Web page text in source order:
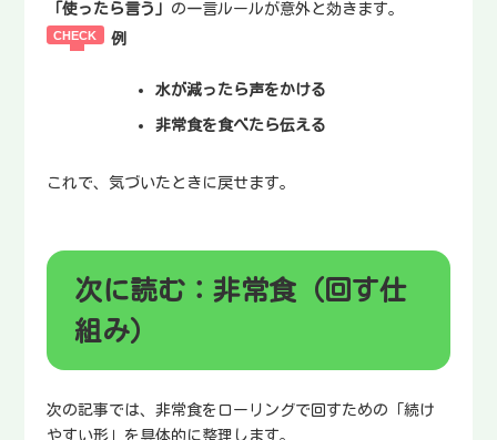
「使ったら言う」 の一言ルールが意外と効きます。
例
水が減ったら声をかける
非常食を食べたら伝える
これで、気づいたときに戻せます。
次に読む：非常食（回す仕
組み）
次の記事では、非常食をローリングで回すための「続け
やすい形」を具体的に整理します。